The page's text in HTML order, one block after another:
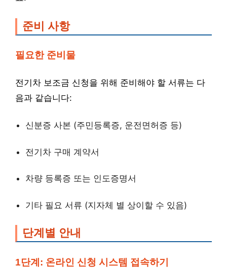
준비 사항
필요한 준비물
전기차 보조금 신청을 위해 준비해야 할 서류는 다
음과 같습니다:
신분증 사본 (주민등록증, 운전면허증 등)
전기차 구매 계약서
차량 등록증 또는 인도증명서
기타 필요 서류 (지자체 별 상이할 수 있음)
단계별 안내
1단계: 온라인 신청 시스템 접속하기